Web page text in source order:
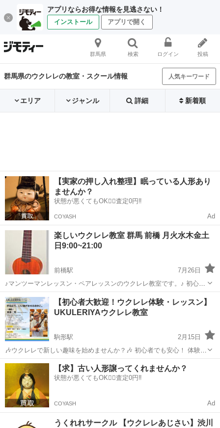
アプリならお得な情報を見逃さない！
インストール アプリで開く
群馬県 検索 ログイン 投稿
群馬県のウクレレの教室・スクール情報 人気キーワード
エリア ジャンル 詳細 新着順
【実家の押し入れ整理】眠っている人形あり
ませんか？
状態が悪くてもOK🙆‍♀️査定0円‼️
COYASH Ad
楽しいウクレレ教室 群馬 前橋 月火水木金土
日9:00~21:00
前橋駅
7月26日
♪マンツーマンレッスン・ペアレッスンのウクレレ教室です。♪ 初心者
の方から経験者の方、男女年齢問わず、心から音楽を楽しんで頂くた
めに、生徒様一人一人の目標や想いに合わせたレッスンをご提供しま
す。 「ウクレレを始め...
群馬 前橋市 前橋駅 ウクレレ
【初心者大歓迎！ウクレレ体験・レッスン】
UKULERIYAウクレレ教室
駒形駅
2月15日
🎶ウクレレで新しい趣味を始めませんか？🎶 初心者でも安心！ 体験レ
ッスンを通じて ウクレレの魅力を体感できます✨ ウクレレ専門店
UKULERIYAが運営する 【UKULERIYAウクレレ教室】では、 あなた
のペー...
群馬 佐波郡 駒形駅 ウクレレ レッスン
【求】古い人形譲ってくれませんか？
状態が悪くてもOK🙆‍♀️査定0円‼️
COYASH Ad
うくれれサークル 【ウクレレあじさい】渋川